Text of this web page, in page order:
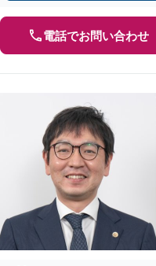
電話でお問い合わせ